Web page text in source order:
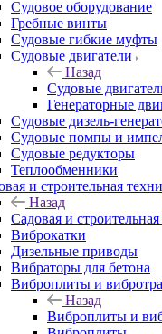
Судовое оборудование
Гребные винты
Судовые гибкие муфты
Судовые двигатели
Назад
Судовые
Генераторные
Судовые дизель-
Судовые помпы и
Судовые редукторы
Теплообменники
и строительная
Назад
Садовая и
Виброкатки
Дизельные приводы
Вибраторы для бетона
Виброплиты и
Назад
Виброплиты и